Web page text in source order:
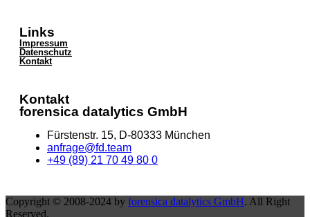
Links
Impressum
Datenschutz
Kontakt
Kontakt
forensica datalytics GmbH
Fürstenstr. 15, D-80333 München
anfrage@fd.team
+49 (89) 21 70 49 80 0
Copyright © 2008-2024 by forensica datalytics GmbH. All Right
Reserved.